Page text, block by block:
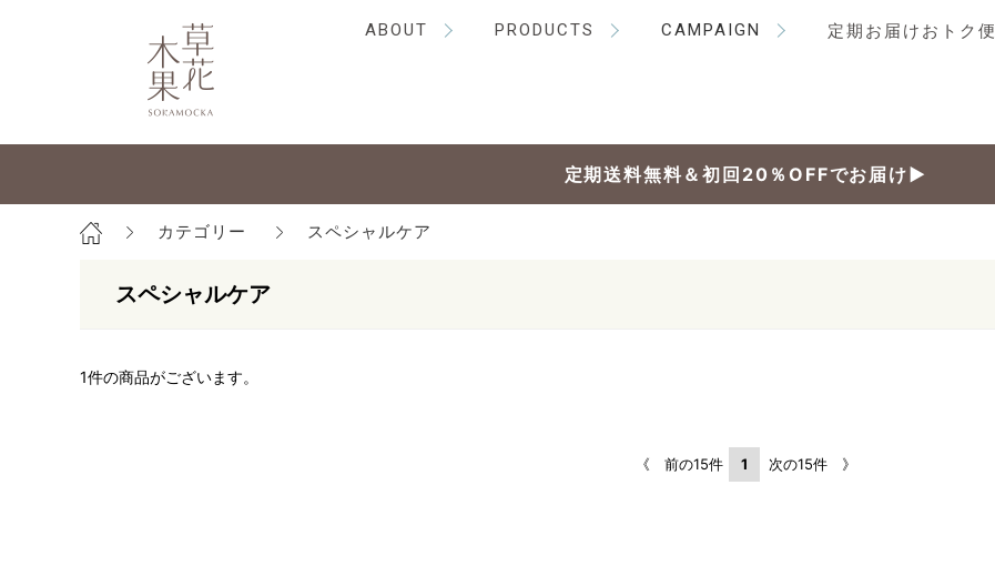
ABOUT PRODUCTS CAMPAIGN 定期お届けおトク便
定期送料無料＆初回20％OFFでお届け▶
カテゴリー スペシャルケア
スペシャルケア
1件の商品がございます。
《 前の15件 1 次の15件 》